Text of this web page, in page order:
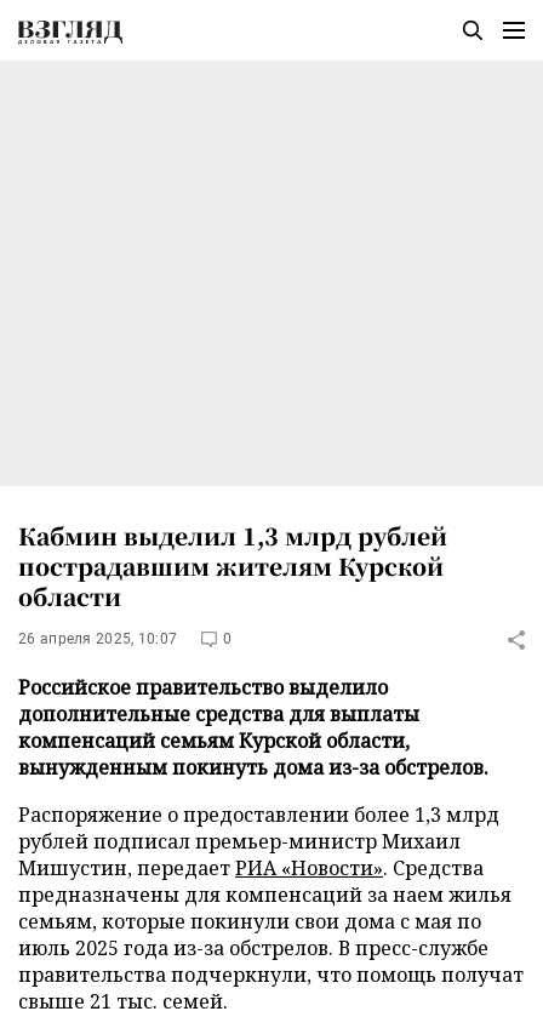
Кабмин выделил 1,3 млрд рублей
пострадавшим жителям Курской
области
26 апреля 2025, 10:07 0
Российское правительство выделило
дополнительные средства для выплаты
компенсаций семьям Курской области,
вынужденным покинуть дома из-за обстрелов.
Распоряжение о предоставлении более 1,3 млрд
рублей подписал премьер-министр Михаил
Мишустин, передаетРИА «Новости». Средства
предназначены для компенсаций за наем жилья
семьям, которые покинули свои дома с мая по
июль 2025 года из-за обстрелов. В пресс-службе
правительства подчеркнули, что помощь получат
свыше 21 тыс. семей.